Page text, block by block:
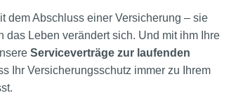
dem Abschluss einer Versicherung – sie
das Leben verändert sich. Und mit ihm Ihre
Serviceverträge zur laufenden
Ihr Versicherungsschutz immer zu Ihrem